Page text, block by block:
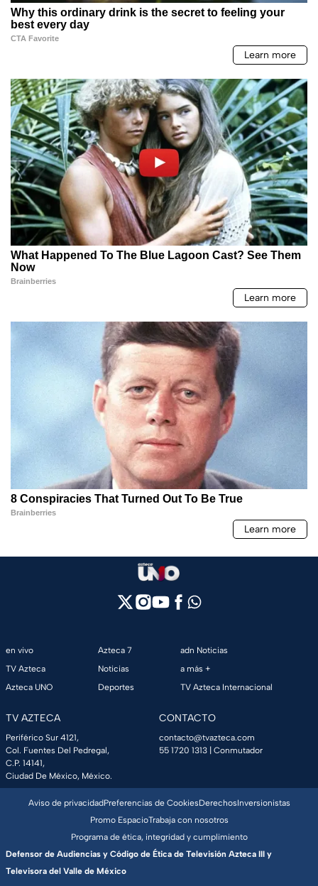
en vivo
TV Azteca
Azteca UNO
Azteca 7
Noticias
Deportes
adn Noticias
a más +
TV Azteca Internacional
TV AZTECA
Periférico Sur 4121,
Col. Fuentes Del Pedregal,
C.P. 14141,
Ciudad De México, México.
CONTACTO
contacto@tvazteca.com
55 1720 1313 | Conmutador
Aviso de privacidadPreferencias de CookiesDerechosInversionistas
Promo EspacioTrabaja con nosotros
Programa de ética, integridad y cumplimiento
Defensor de Audiencias y Código de Ética de Televisión Azteca III y
Televisora del Valle de México